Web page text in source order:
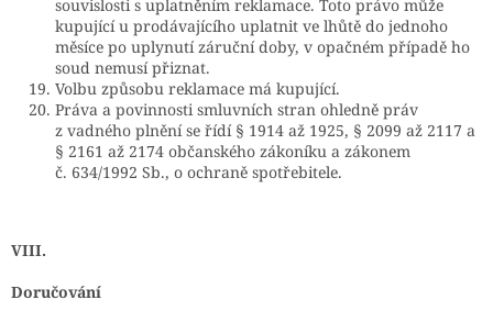
souvislosti s uplatněním reklamace. Toto právo může
kupující u prodávajícího uplatnit ve lhůtě do jednoho
měsíce po uplynutí záruční doby, v opačném případě ho
soud nemusí přiznat.
Volbu způsobu reklamace má kupující.
Práva a povinnosti smluvních stran ohledně práv
z vadného plnění se řídí § 1914 až 1925, § 2099 až 2117 a
§ 2161 až 2174 občanského zákoníku a zákonem
č. 634/1992 Sb., o ochraně spotřebitele.
VIII.
Doručování